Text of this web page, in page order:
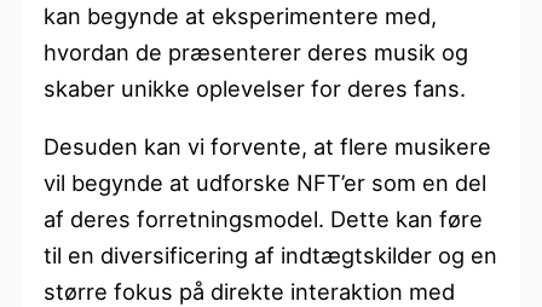
kan begynde at eksperimentere med,
hvordan de præsenterer deres musik og
skaber unikke oplevelser for deres fans.
Desuden kan vi forvente, at flere musikere
vil begynde at udforske NFT’er som en del
af deres forretningsmodel. Dette kan føre
til en diversificering af indtægtskilder og en
større fokus på direkte interaktion med